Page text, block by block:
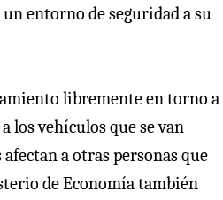
entorno de seguridad a su
libremente en torno a
los vehículos que se van
a otras personas que
de Economía también